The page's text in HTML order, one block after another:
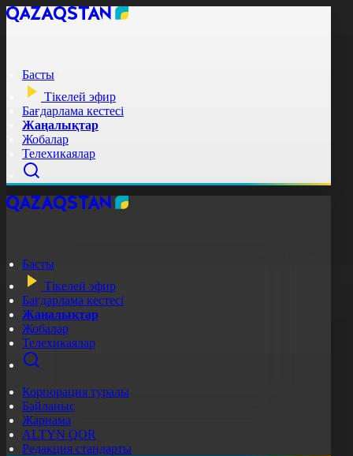
Басты
Тікелей эфир
Бағдарлама кестесі
Жаңалықтар
Жобалар
Телехикаялар
Басты
Тікелей эфир
Бағдарлама кестесі
Жаңалықтар
Жобалар
Телехикаялар
Корпорация туралы
Байланыс
Жарнама
ALTYN QOR
Редакция стандарты